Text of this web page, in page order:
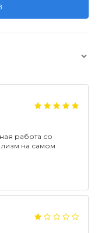
работа со
на самом